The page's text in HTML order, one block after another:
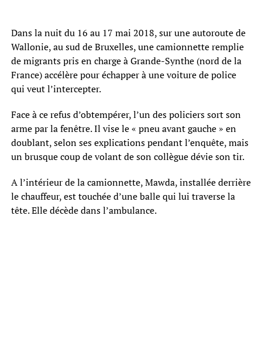
Dans la nuit du 16 au 17 mai 2018, sur une autoroute de
Wallonie, au sud de Bruxelles, une camionnette remplie
de migrants pris en charge à Grande-Synthe (nord de la
France) accélère pour échapper à une voiture de police
qui veut l’intercepter.
Face à ce refus d’obtempérer, l’un des policiers sort son
arme par la fenêtre. Il vise le « pneu avant gauche » en
doublant, selon ses explications pendant l’enquête, mais
un brusque coup de volant de son collègue dévie son tir.
A l’intérieur de la camionnette, Mawda, installée derrière
le chauffeur, est touchée d’une balle qui lui traverse la
tête. Elle décède dans l’ambulance.